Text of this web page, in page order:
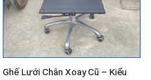
Ghế Lưới Chân Xoay Cũ – Kiểu